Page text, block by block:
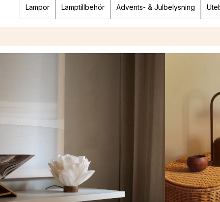
Lampor Lamptillbehör Advents- & Julbelysning